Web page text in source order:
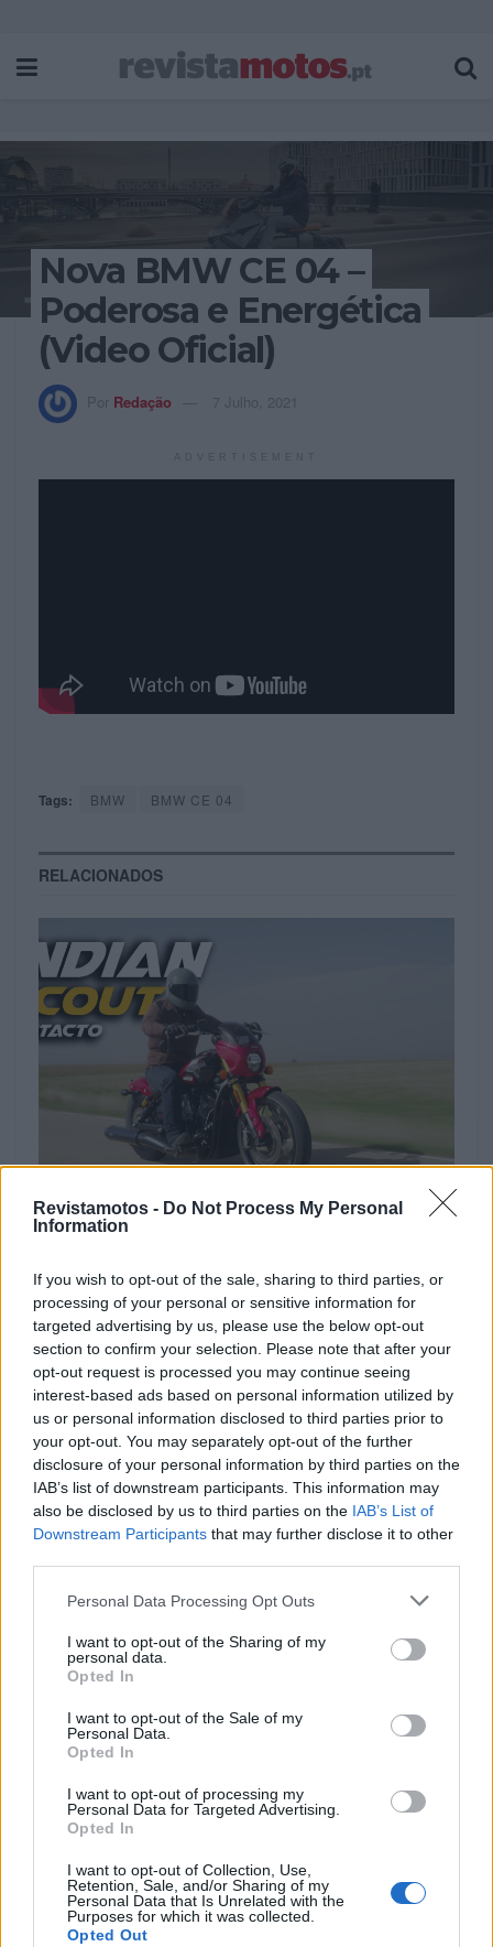
Revistamotos - Do Not Process My Personal
Information
If you wish to opt-out of the sale, sharing to third parties, or
processing of your personal or sensitive information for
targeted advertising by us, please use the below opt-out
section to confirm your selection. Please note that after your
opt-out request is processed you may continue seeing
interest-based ads based on personal information utilized by
us or personal information disclosed to third parties prior to
your opt-out. You may separately opt-out of the further
disclosure of your personal information by third parties on the
IAB’s list of downstream participants. This information may
also be disclosed by us to third parties on the IAB’s List of
Downstream Participants that may further disclose it to other
Personal Data Processing Opt Outs
I want to opt-out of the Sharing of my
personal data.
Opted In
I want to opt-out of the Sale of my
Personal Data.
Opted In
I want to opt-out of processing my
Personal Data for Targeted Advertising.
Opted In
I want to opt-out of Collection, Use,
Retention, Sale, and/or Sharing of my
Personal Data that Is Unrelated with the
Purposes for which it was collected.
Opted Out
Nova BMW CE 04 –
Poderosa e Energética
(Video Oficial)
Por Redação 7 Julho, 2021
Tags: BMW BMW CE 04
RELACIONADOS
Indian Scout: Mais de 100 anos de história
As novas Indian Scout são o exemplo ideal do design
inspirado na história da marca americana que pertence
ao...
POR REDAÇÃO 18 DEZEMBRO, 2024
VÍDEOS
Vídeo-Yamaha NMAX 125
Mais uma mês, mais uma scooter. Desta feita uma scooter
RICARDO CARVALHO 13 DEZEMBRO, 2024